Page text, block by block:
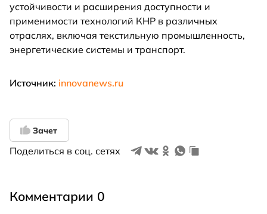
устойчивости и расширения доступности и
применимости технологий КНР в различных
отраслях, включая текстильную промышленность,
энергетические системы и транспорт.
Источник: innovanews.ru
Зачет
Поделиться в соц. сетях
Комментарии 0